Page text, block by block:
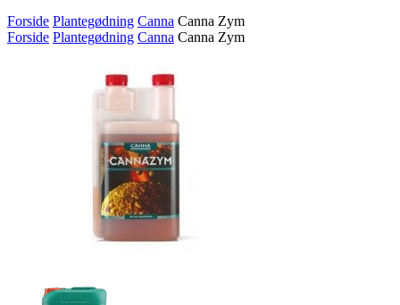
Forside Plantegødning Canna Canna Zym
Forside Plantegødning Canna Canna Zym